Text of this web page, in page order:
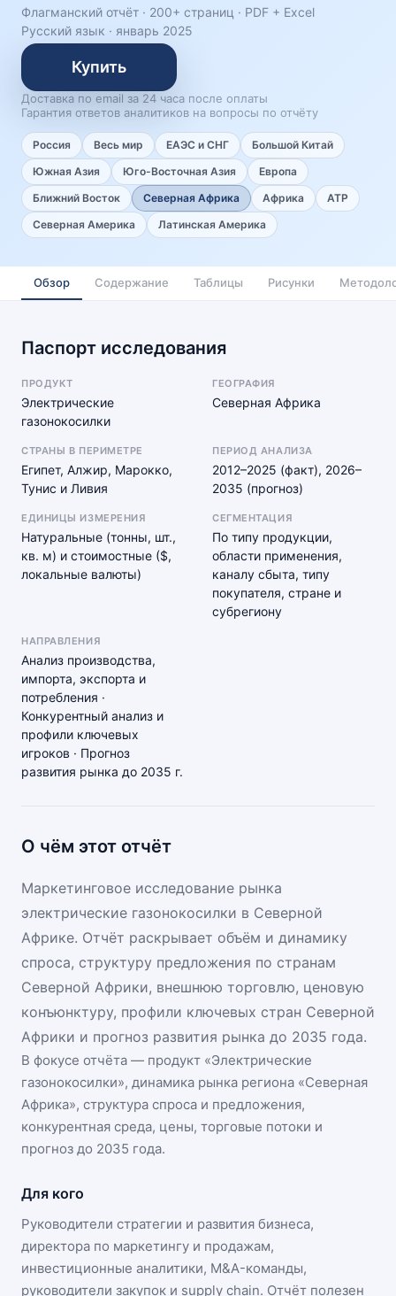
Флагманский отчёт · 200+ страниц · PDF + Excel
Русский язык · январь 2025
Купить
Доставка по email за 24 часа после оплаты
Гарантия ответов аналитиков на вопросы по отчёту
Россия Весь мир ЕАЭС и СНГ
Большой Китай
Южная Азия
Юго-Восточная Азия
Европа
Ближний Восток
Северная Африка Африка
АТР
Северная Америка
Латинская Америка
Обзор Содержание Таблицы Рисунки
Паспорт исследования
ПРОДУКТ
Электрические
газонокосилки
ГЕОГРАФИЯ
Северная Африка
СТРАНЫ В ПЕРИМЕТРЕ
Египет, Алжир, Марокко,
Тунис и Ливия
ПЕРИОД АНАЛИЗА
2012–2025 (факт), 2026–
2035 (прогноз)
ЕДИНИЦЫ ИЗМЕРЕНИЯ
Натуральные (тонны, шт.,
кв. м) и стоимостные ($,
локальные валюты)
СЕГМЕНТАЦИЯ
По типу продукции,
области применения,
каналу сбыта, типу
покупателя, стране и
субрегиону
НАПРАВЛЕНИЯ
Анализ производства,
импорта, экспорта и
потребления ·
Конкурентный анализ и
профили ключевых
игроков · Прогноз
развития рынка до 2035 г.
О чём этот отчёт
Маркетинговое исследование рынка
электрические газонокосилки в Северной
Африке. Отчёт раскрывает объём и динамику
спроса, структуру предложения по странам
Северной Африки, внешнюю торговлю, ценовую
конъюнктуру, профили ключевых стран Северной
Африки и прогноз развития рынка до 2035 года.
В фокусе отчёта — продукт «Электрические
газонокосилки», динамика рынка региона «Северная
Африка», структура спроса и предложения,
конкурентная среда, цены, торговые потоки и
прогноз до 2035 года.
Для кого
Руководители стратегии и развития бизнеса,
директора по маркетингу и продажам,
инвестиционные аналитики, M&A-команды,
руководители закупок и supply chain. Отчёт полезен